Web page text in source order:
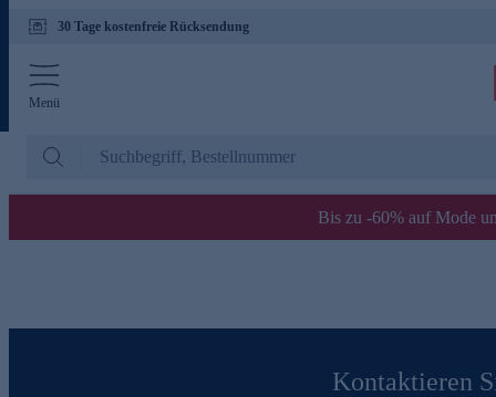
30 Tage kostenfreie Rücksendung
Menü
Bis zu -60% auf Mode
Kontaktieren